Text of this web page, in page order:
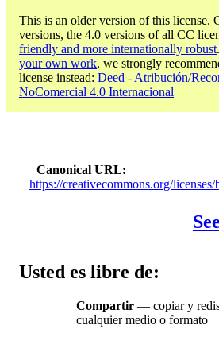
This is an older version of this license.
versions, the 4.0 versions of all CC
friendly and more internationally robust
your own work, we strongly
license instead: Deed - Atribución/
NoComercial 4.0 Internacional
Canonical URL
https://creativecommons.org/
Usted es libre de:
Compartir — copiar y
cualquier medio o formato